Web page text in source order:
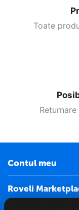
Toate
Contul meu
Roveli